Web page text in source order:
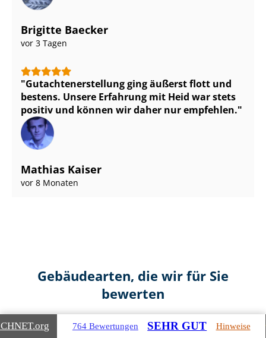
Brigitte Baecker
vor 3 Tagen
Gut­ach­ten­er­stel­lung ging äußerst flott und
bestens. Unsere Erfahrung mit Heid war stets
positiv und können wir daher nur empfehlen.
Mathias Kaiser
vor 8 Monaten
Gebäudearten, die wir für Sie
bewerten
.org 764 Bewertungen SEHR GUT Hinweise